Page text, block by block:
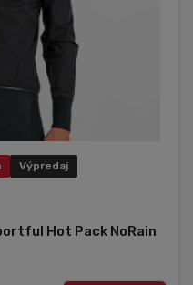
Výpredaj
Hot Pack NoRain